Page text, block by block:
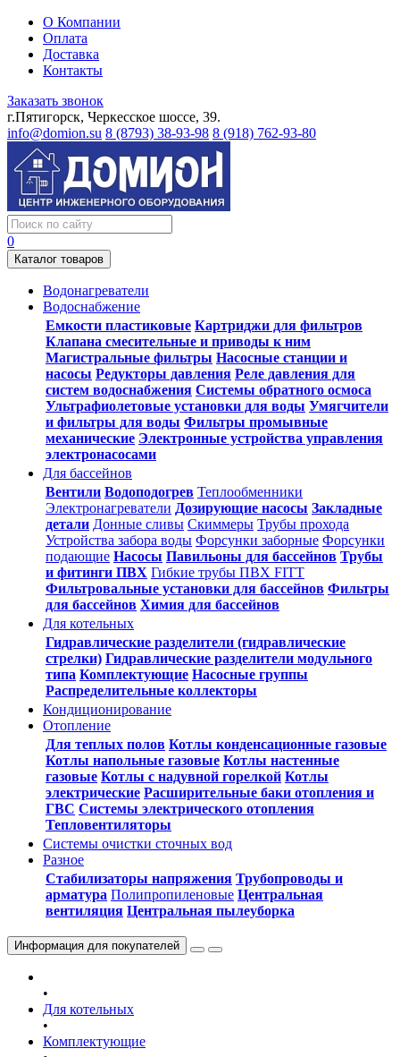
О Компании
Оплата
Доставка
Контакты
Заказать звонок
г.Пятигорск, Черкесское шоссе, 39.
info@domion.su 8 (8793) 38-93-98 8 (918) 762-93-80
0
Каталог товаров
Водонагреватели
Водоснабжение
Емкости пластиковые Картриджи для фильтров
Клапана смесительные и приводы к ним
Магистральные фильтры Насосные станции и
насосы Редукторы давления Реле давления для
систем водоснабжения Системы обратного осмоса
Ультрафиолетовые установки для воды Умягчители
и фильтры для воды Фильтры промывные
механические Электронные устройства управления
электронасосами
Для бассейнов
Вентили Водоподогрев Теплообменники
Электронагреватели Дозирующие насосы Закладные
детали Донные сливы Скиммеры Трубы прохода
Устройства забора воды Форсунки заборные Форсунки
подающие Насосы Павильоны для бассейнов Трубы
и фитинги ПВХ Гибкие трубы ПВХ FITT
Фильтровальные установки для бассейнов Фильтры
для бассейнов Химия для бассейнов
Для котельных
Гидравлические разделители (гидравлические
стрелки) Гидравлические разделители модульного
типа Комплектующие Насосные группы
Распределительные коллекторы
Кондиционирование
Отопление
Для теплых полов Котлы конденсационные газовые
Котлы напольные газовые Котлы настенные
газовые Котлы с надувной горелкой Котлы
электрические Расширительные баки отопления и
ГВС Системы электрического отопления
Тепловентиляторы
Системы очистки сточных вод
Разное
Стабилизаторы напряжения Трубопроводы и
арматура Полипропиленовые Центральная
вентиляция Центральная пылеуборка
Информация для покупателей
•
Для котельных
•
Комплектующие